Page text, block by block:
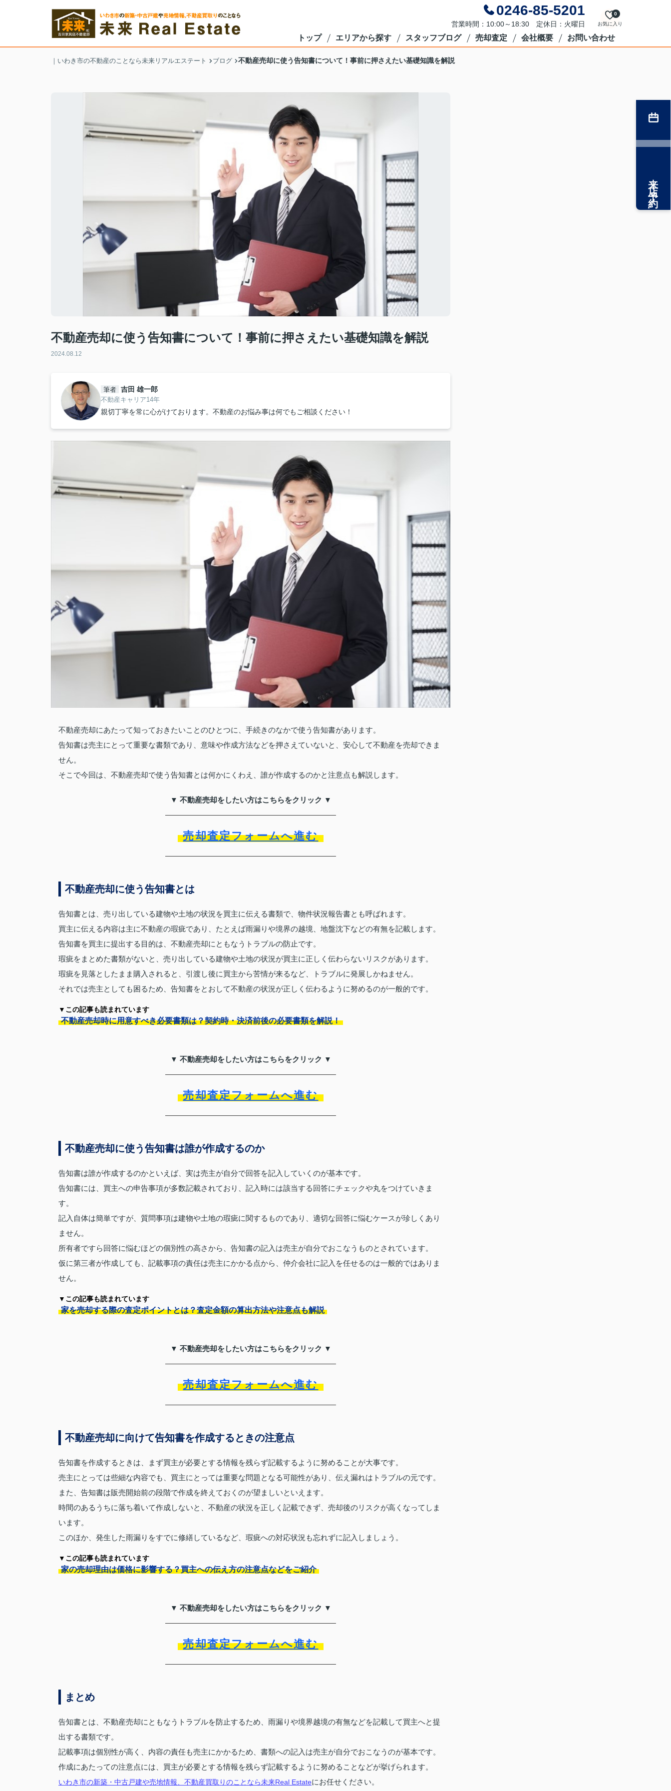
0246-85-5201
営業時間：10:00～18:30 定休日：火曜日 お気に入り
0
トップ エリアから探す スタッフブログ 売却査定 会社概要 お問い合わせ
｜いわき市の不動産のことなら未来リアルエステート ブログ 不動産売却に使う告知書について！事前に押さえたい基礎知識を解説
不動産売却に使う告知書について！事前に押さえたい基礎知識を解説
2024.08.12
筆者 吉田 雄一郎
不動産キャリア14年
親切丁寧を常に心がけております。不動産のお悩み事は何でもご相談ください！
不動産売却にあたって知っておきたいことのひとつに、手続きのなかで使う告知書があります。
告知書は売主にとって重要な書類であり、意味や作成方法などを押さえていないと、安心して不動産を売却できま
せん。
そこで今回は、不動産売却で使う告知書とは何かにくわえ、誰が作成するのかと注意点も解説します。
▼ 不動産売却をしたい方はこちらをクリック ▼
売却査定フォームへ進む
不動産売却に使う告知書とは
告知書とは、売り出している建物や土地の状況を買主に伝える書類で、物件状況報告書とも呼ばれます。
買主に伝える内容は主に不動産の瑕疵であり、たとえば雨漏りや境界の越境、地盤沈下などの有無を記載します。
告知書を買主に提出する目的は、不動産売却にともなうトラブルの防止です。
瑕疵をまとめた書類がないと、売り出している建物や土地の状況が買主に正しく伝わらないリスクがあります。
瑕疵を見落としたまま購入されると、引渡し後に買主から苦情が来るなど、トラブルに発展しかねません。
それでは売主としても困るため、告知書をとおして不動産の状況が正しく伝わるように努めるのが一般的です。
▼この記事も読まれています
不動産売却時に用意すべき必要書類は？契約時・決済前後の必要書類を解説！
▼ 不動産売却をしたい方はこちらをクリック ▼
売却査定フォームへ進む
不動産売却に使う告知書は誰が作成するのか
告知書は誰が作成するのかといえば、実は売主が自分で回答を記入していくのが基本です。
告知書には、買主への申告事項が多数記載されており、記入時には該当する回答にチェックや丸をつけていきま
す。
記入自体は簡単ですが、質問事項は建物や土地の瑕疵に関するものであり、適切な回答に悩むケースが珍しくあり
ません。
所有者ですら回答に悩むほどの個別性の高さから、告知書の記入は売主が自分でおこなうものとされています。
仮に第三者が作成しても、記載事項の責任は売主にかかる点から、仲介会社に記入を任せるのは一般的ではありま
せん。
▼この記事も読まれています
家を売却する際の査定ポイントとは？査定金額の算出方法や注意点も解説
▼ 不動産売却をしたい方はこちらをクリック ▼
売却査定フォームへ進む
不動産売却に向けて告知書を作成するときの注意点
告知書を作成するときは、まず買主が必要とする情報を残らず記載するように努めることが大事です。
売主にとっては些細な内容でも、買主にとっては重要な問題となる可能性があり、伝え漏れはトラブルの元です。
また、告知書は販売開始前の段階で作成を終えておくのが望ましいといえます。
時間のあるうちに落ち着いて作成しないと、不動産の状況を正しく記載できず、売却後のリスクが高くなってしま
います。
このほか、発生した雨漏りをすでに修繕しているなど、瑕疵への対応状況も忘れずに記入しましょう。
▼この記事も読まれています
家の売却理由は価格に影響する？買主への伝え方の注意点などをご紹介
▼ 不動産売却をしたい方はこちらをクリック ▼
売却査定フォームへ進む
まとめ
告知書とは、不動産売却にともなうトラブルを防止するため、雨漏りや境界越境の有無などを記載して買主へと提
出する書類です。
記載事項は個別性が高く、内容の責任も売主にかかるため、書類への記入は売主が自分でおこなうのが基本です。
作成にあたっての注意点には、買主が必要とする情報を残らず記載するように努めることなどが挙げられます。
いわき市の新築・中古戸建や売地情報、不動産買取りのことなら未来Real Estateにお任せください。
来店予約